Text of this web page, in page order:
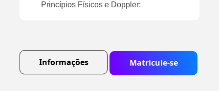
Princípios Físicos e Doppler:
Informações Matricule-se